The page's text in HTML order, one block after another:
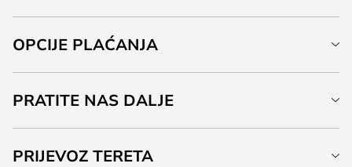
OPCIJE PLAĆANJA
PRATITE NAS DALJE
PRIJEVOZ TERETA